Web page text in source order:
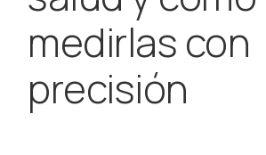
medirlas con
precisión